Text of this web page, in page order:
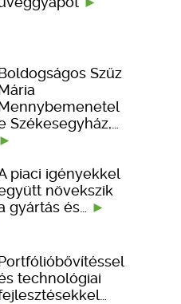
Szűz
Székesegyház,…
piaci igényekkel
növekszik
gyártás és…
technológiai